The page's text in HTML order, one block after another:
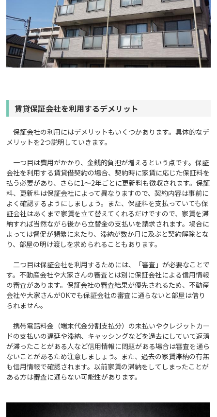
賃貸保証会社を利用するデメリット
保証会社の利用にはデメリットもいくつかあります。具体的なデ
メリットを2つ説明していきます。
一つ目は費用がかかり、金銭的負担が増えるという点です。保証
会社を利用する賃貸借契約の場合、契約時に家賃に応じた保証料を
払う必要があり、さらに1～2年ごとに更新料も徴収されます。保証
料、更新料は保証会社によって異なりますので、契約内容は事前に
よく確認するようにしましょう。また、保証料を支払っていても保
証会社はあくまで家賃を立て替えてくれるだけですので、家賃を滞
納すれば当然ながら後から立替金の支払いを請求されます。場合に
よっては督促が頻繁に来たり、滞納が数か月に及ぶと契約解除とな
り、部屋の明け渡しを求められることもあります。
二つ目は保証会社を利用するためには、「審査」が必要なことで
す。不動産会社や大家さんの審査とは別に保証会社による信用情報
の審査があります。保証会社の審査結果が優先されるため、不動産
会社や大家さんがOKでも保証会社の審査に通らないと部屋は借り
られません。
携帯電話料金（端末代金分割支払分）の未払いやクレジットカー
ドの支払いの遅延や滞納、キャッシングなどを過去にしていて返済
が滞ったことがある人など信用情報に問題がある場合は審査を通ら
ないことがあるため注意しましょう。また、過去の家賃滞納の有無
も信用情報で確認されます。以前家賃の滞納をしてしまったことが
ある方は審査に通らない可能性があります。